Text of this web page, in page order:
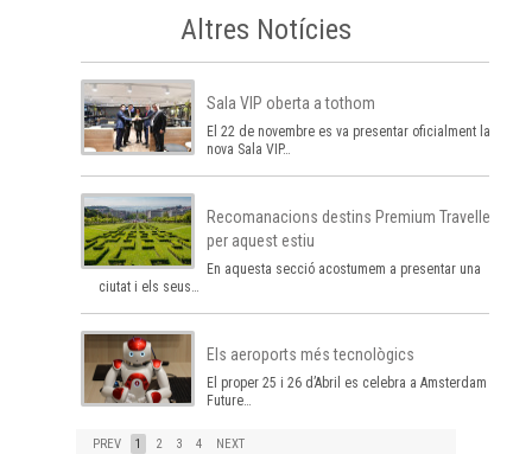
Altres Notícies
Sala VIP oberta a tothom
El 22 de novembre es va presentar oficialment la
nova Sala VIP…
Recomanacions destins Premium Traveller
per aquest estiu
En aquesta secció acostumem a presentar una
ciutat i els seus…
Els aeroports més tecnològics
El proper 25 i 26 d’Abril es celebra a Amsterdam el
Future…
PREV 1 2 3 4 NEXT